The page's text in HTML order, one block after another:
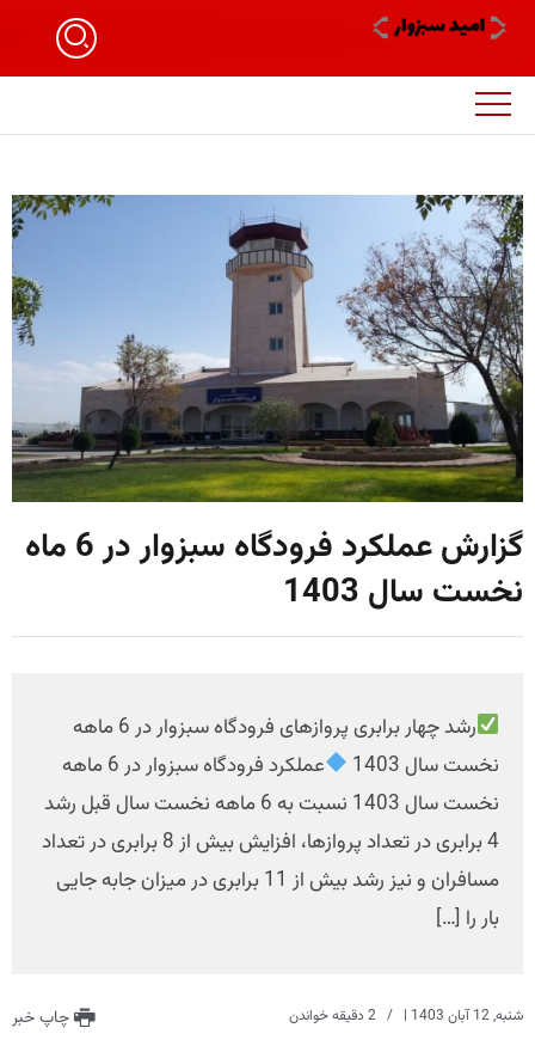
گزارش عملکرد فرودگاه سبزوار در 6 ماه
نخست سال 1403
رشد چهار برابری پروازهای فرودگاه سبزوار در 6 ماهه
نخست سال 1403
عملکرد فرودگاه سبزوار در 6 ماهه
نخست سال 1403 نسبت به 6 ماهه نخست سال قبل رشد
4 برابری در تعداد پروازها، افزایش بیش از 8 برابری در تعداد
مسافران و نیز رشد بیش از 11 برابری در میزان جابه جایی
بار را […]
شنبه, 12 آبان 1403 | چاپ خبر